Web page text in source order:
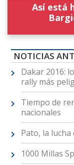
Así está
NOTICIAS
Dakar 2016:
rally más
Tiempo de
nacionales
Pato, la
1000 Millas